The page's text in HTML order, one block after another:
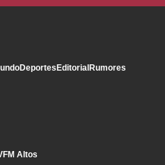
DeportesEditorialRumores
FM Altos